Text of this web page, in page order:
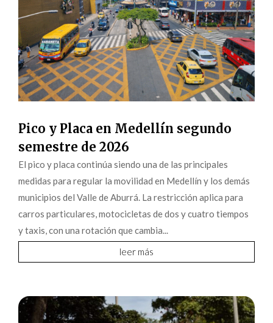
Pico y Placa en Medellín segundo
semestre de 2026
El pico y placa continúa siendo una de las principales
medidas para regular la movilidad en Medellín y los demás
municipios del Valle de Aburrá. La restricción aplica para
carros particulares, motocicletas de dos y cuatro tiempos
y taxis, con una rotación que cambia...
leer más